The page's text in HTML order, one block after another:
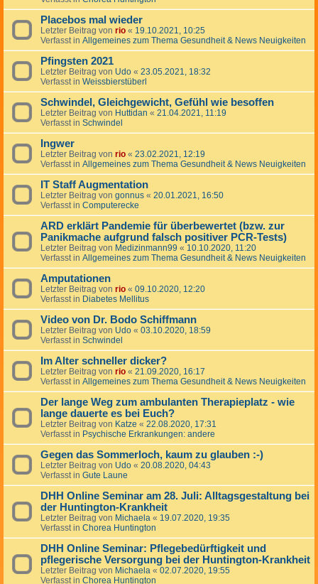
Placebos mal wieder
Letzter Beitrag von rio « 19.10.2021, 10:25
Verfasst in Allgemeines zum Thema Gesundheit & News Neuigkeiten
Pfingsten 2021
Letzter Beitrag von Udo « 23.05.2021, 18:32
Verfasst in Weissbierstüberl
Schwindel, Gleichgewicht, Gefühl wie besoffen
Letzter Beitrag von Huttidan « 21.04.2021, 11:19
Verfasst in Schwindel
Ingwer
Letzter Beitrag von rio « 23.02.2021, 12:19
Verfasst in Allgemeines zum Thema Gesundheit & News Neuigkeiten
IT Staff Augmentation
Letzter Beitrag von gonnus « 20.01.2021, 16:50
Verfasst in Computerecke
ARD erklärt Pandemie für überbewertet (bzw. zur
Panikmache aufgrund falsch positiver PCR-Tests)
Letzter Beitrag von Medizinmann99 « 10.10.2020, 11:20
Verfasst in Allgemeines zum Thema Gesundheit & News Neuigkeiten
Amputationen
Letzter Beitrag von rio « 09.10.2020, 12:20
Verfasst in Diabetes Mellitus
Video von Dr. Bodo Schiffmann
Letzter Beitrag von Udo « 03.10.2020, 18:59
Verfasst in Schwindel
Im Alter schneller dicker?
Letzter Beitrag von rio « 21.09.2020, 16:17
Verfasst in Allgemeines zum Thema Gesundheit & News Neuigkeiten
Der lange Weg zum ambulanten Therapieplatz - wie
lange dauerte es bei Euch?
Letzter Beitrag von Katze « 22.08.2020, 17:31
Verfasst in Psychische Erkrankungen: andere
Gegen das Sommerloch, kaum zu glauben :-)
Letzter Beitrag von Udo « 20.08.2020, 04:43
Verfasst in Gute Laune
DHH Online Seminar am 28. Juli: Alltagsgestaltung bei
der Huntington-Krankheit
Letzter Beitrag von Michaela « 19.07.2020, 19:35
Verfasst in Chorea Huntington
DHH Online Seminar: Pflegebedürftigkeit und
pflegerische Versorgung bei der Huntington-Krankheit
Letzter Beitrag von Michaela « 02.07.2020, 19:55
Verfasst in Chorea Huntington